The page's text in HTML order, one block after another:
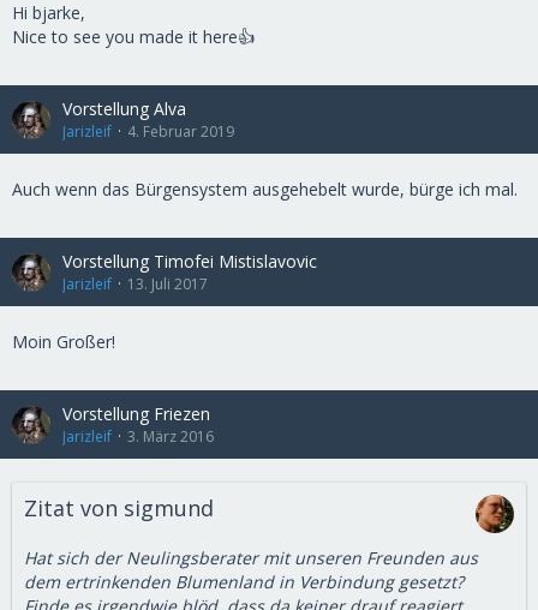
Hi bjarke,
Nice to see you made it here👍
Vorstellung Alva
Jarizleif 4. Februar 2019
Auch wenn das Bürgensystem ausgehebelt wurde, bürge ich mal.
Vorstellung Timofei Mistislavovic
Jarizleif 13. Juli 2017
Moin Großer!
Vorstellung Friezen
Jarizleif 3. März 2016
Zitat von sigmund
Hat sich der Neulingsberater mit unseren Freunden aus
dem ertrinkenden Blumenland in Verbindung gesetzt?